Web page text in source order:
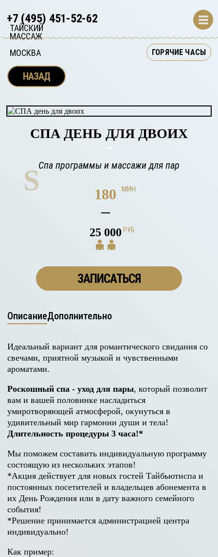
+7 (495) 451-52-62
ГОРЯЧИЕ ЧАСЫ
ТАЙСКИЙ
МАССАЖ
МОСКВА
S
НАЗАД
СПА ДЕНЬ ДЛЯ ДВОИХ
Спа программы и массажи для пар
180 МИН
25 000 РУБ
ЗАПИСАТЬСЯ
ОписаниеДополнительно
Идеальный вариант для романтического свидания со
свечами, приятной музыкой и чувственными
ароматами.
Роскошный спа - уход для пары, который позволит
вам и вашей половинке насладиться
умиротворяющей атмосферой, окунуться в
удивительный мир гармонии души и тела!
Длительность процедуры 3 часа!*
Мы поможем составить индивидуальную программу
состоящую из нескольких этапов!
*Акция действует для новых гостей Тайбьютиспа и
постоянных посетителей и владельцев абонемента в
их День Рождения или в дату важного семейного
события!
*Решение принимается администрацией центра
индивидуально!
Как пример: